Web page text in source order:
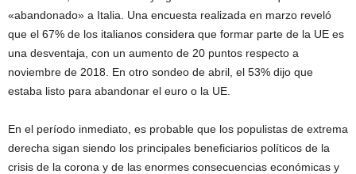
«abandonado» a Italia. Una encuesta realizada en marzo reveló
que el 67% de los italianos considera que formar parte de la UE es
una desventaja, con un aumento de 20 puntos respecto a
noviembre de 2018. En otro sondeo de abril, el 53% dijo que
estaba listo para abandonar el euro o la UE.
En el período inmediato, es probable que los populistas de extrema
derecha sigan siendo los principales beneficiarios políticos de la
crisis de la corona y de las enormes consecuencias económicas y